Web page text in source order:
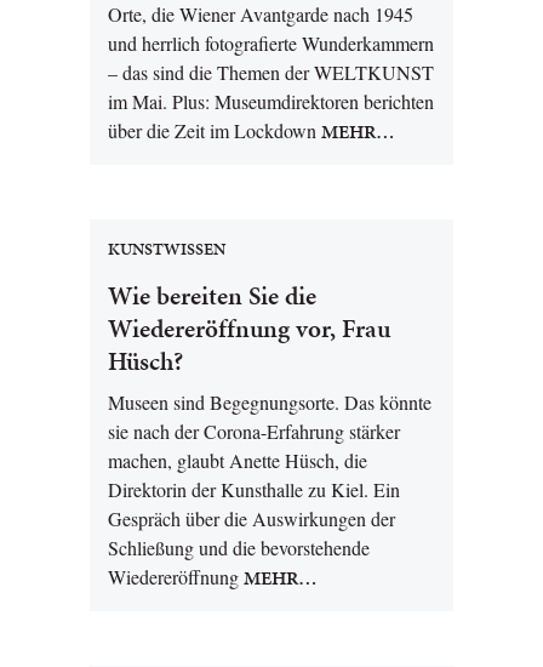
Orte, die Wiener Avantgarde nach 1945
und herrlich fotografierte Wunderkammern
– das sind die Themen der WELTKUNST
im Mai. Plus: Museumdirektoren berichten
über die Zeit im Lockdown MEHR…
KUNSTWISSEN
Wie bereiten Sie die
Wiedereröffnung vor, Frau
Hüsch?
Museen sind Begegnungsorte. Das könnte
sie nach der Corona-Erfahrung stärker
machen, glaubt Anette Hüsch, die
Direktorin der Kunsthalle zu Kiel. Ein
Gespräch über die Auswirkungen der
Schließung und die bevorstehende
WiedereröffnungMEHR…